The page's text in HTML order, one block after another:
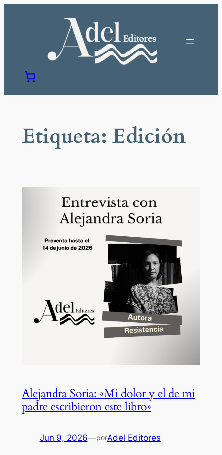
Etiqueta: Edición
Alejandra Soria: «Mi dolor y el de mi
padre escribieron este libro»
Jun 9, 2026—porAdel Editores